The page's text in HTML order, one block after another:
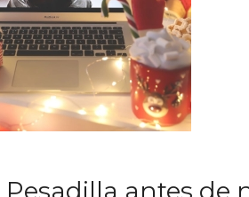
Pesadilla antes de